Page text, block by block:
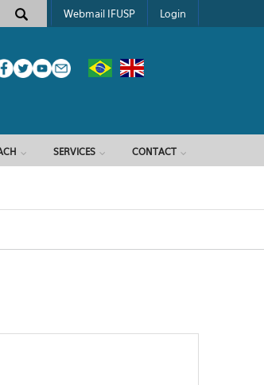
Webmail IFUSP Login
SERVICES CONTACT